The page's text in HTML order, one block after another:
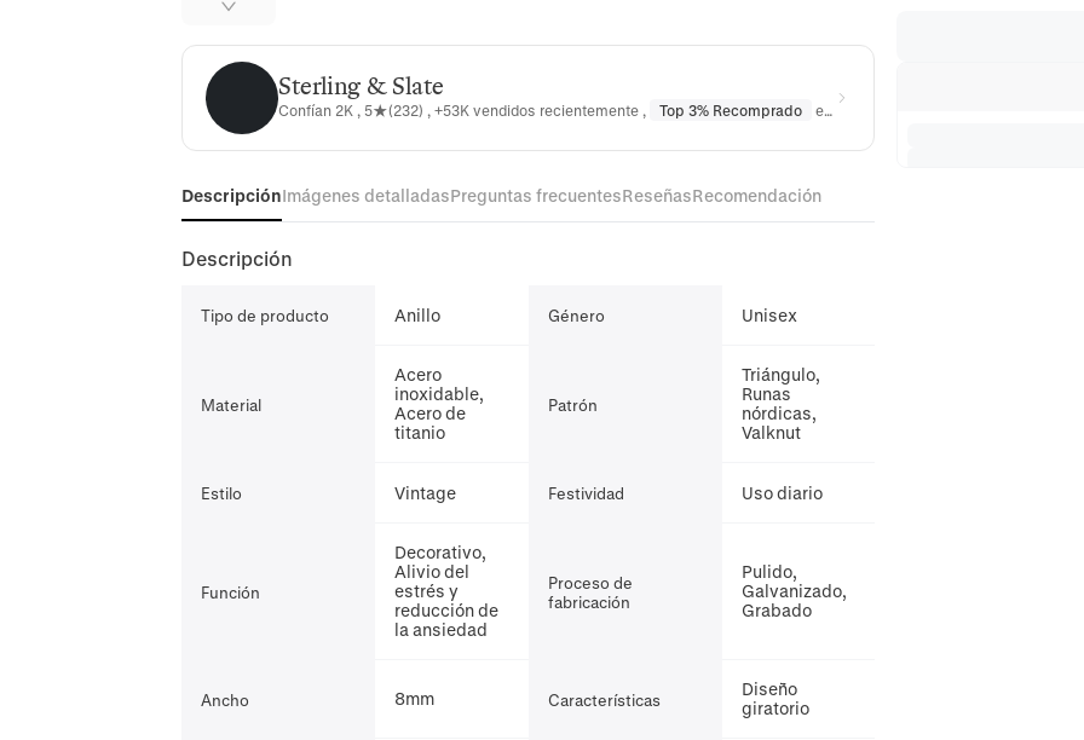
Sterling & SlateSterling & Slate
Confían 2K , 5★(232) , +53K vendidos recientemente , Top 3% Recomprado en
DescripciónImágenes detalladasPreguntas frecuentesReseñasRecomendación
Descripción
Tipo de producto Anillo Género Unisex
Material
Acero
inoxidable,
Acero de
titanio
Patrón
Triángulo,
Runas
nórdicas,
Valknut
Estilo Vintage Festividad Uso diario
Función
Decorativo,
Alivio del
estrés y
reducción de
la ansiedad
Proceso de
fabricación
Pulido,
Galvanizado,
Grabado
Ancho 8mm Características
Diseño
giratorio